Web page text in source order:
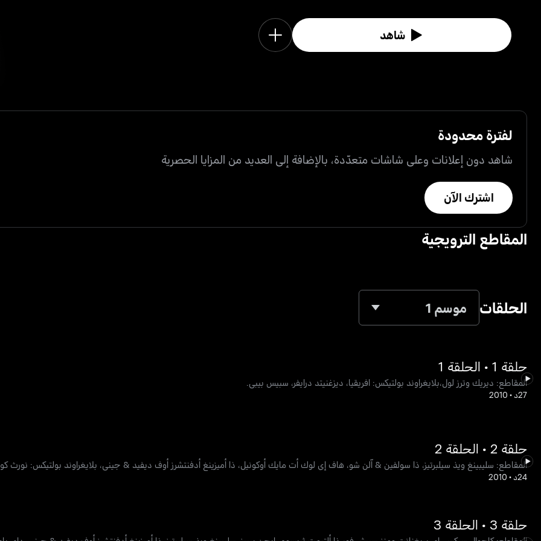
شاهد
لفترة محدودة
شاهد دون إعلانات وعلى شاشات متعدّدة، بالإضافة إلى العديد من المزايا الحصرية
اشترك الآن
المقاطع الترويجية
الحلقات موسم 1
حلقة 1 • الحلقة 1
المقاطع: ديريك وترز لول،بلايغراوند بولتيكس: افريقيا، ديزغنيتد درايفر، سبيس بيبي.
27د •
2010
حلقة 2 • الحلقة 2
المقاطع: سليبينغ ويذ سيلبرتيز، ذا سولفين & آلن شو، هاف إي لوك أت مايك أوكونيل، ذا أميزينغ أدفنتشرز أوف ديفيد & جيني، بلايغراوند بولتيكس: نورث
24د •
2010
حلقة 3 • الحلقة 3